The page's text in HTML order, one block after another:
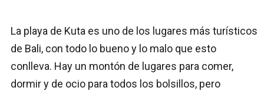
La playa de Kuta es uno de los lugares más turísticos
de Bali, con todo lo bueno y lo malo que esto
conlleva. Hay un montón de lugares para comer,
dormir y de ocio para todos los bolsillos, pero